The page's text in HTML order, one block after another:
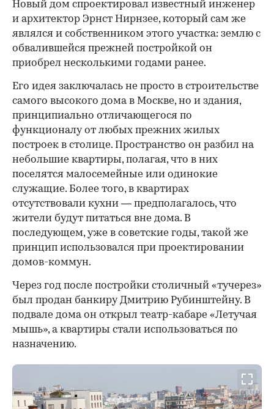
Новый дом спроектировал известный инженер
и архитектор Эрнст Нирнзее, который сам же
являлся и собственником этого участка: землю с
обвалившейся прежней постройкой он
приобрел несколькими годами ранее.
Его идея заключалась не просто в строительстве
самого высокого дома в Москве, но и здания,
принципиально отличающегося по
функционалу от любых прежних жилых
построек в столице. Пространство он разбил на
небольшие квартиры, полагая, что в них
поселятся малосемейные или одинокие
служащие. Более того, в квартирах
отсутствовали кухни — предполагалось, что
жители будут питаться вне дома. В
последующем, уже в советские годы, такой же
принцип использовался при проектировании
домов-коммун.
Через год после постройки столичный «тучерез»
был продан банкиру Дмитрию Рубинштейну. В
подвале дома он открыл театр-кабаре «Летучая
мышь», а квартиры стали использоваться по
назначению.